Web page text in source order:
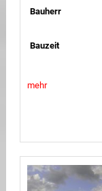
Bauherr
Bauzeit
mehr